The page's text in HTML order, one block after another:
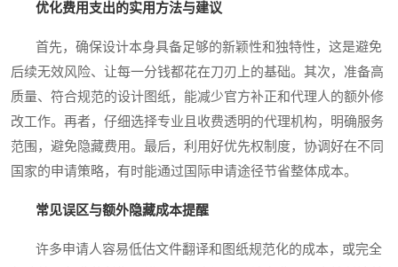
优化费用支出的实用方法与建议
首先，确保设计本身具备足够的新颖性和独特性，这是避免
后续无效风险、让每一分钱都花在刀刃上的基础。其次，准备高
质量、符合规范的设计图纸，能减少官方补正和代理人的额外修
改工作。再者，仔细选择专业且收费透明的代理机构，明确服务
范围，避免隐藏费用。最后，利用好优先权制度，协调好在不同
国家的申请策略，有时能通过国际申请途径节省整体成本。
常见误区与额外隐藏成本提醒
许多申请人容易低估文件翻译和图纸规范化的成本，或完全